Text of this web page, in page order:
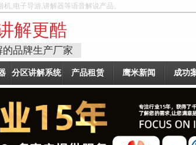
,电子导游,讲解器等语音解说产品。
解更酷
品牌生产厂家
分区讲解系统 产品租赁 鹰米新闻 成功